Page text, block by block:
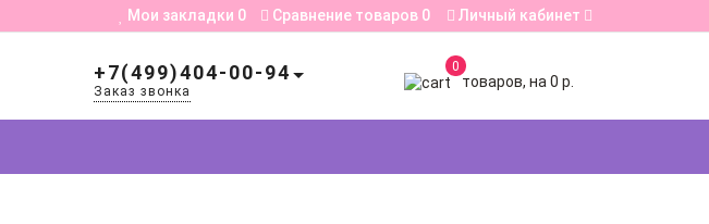
Мои закладки 0 Сравнение товаров 0 Личный кабинет
0
товаров, на 0 р.
+7(499)404-00-94
Заказ звонка